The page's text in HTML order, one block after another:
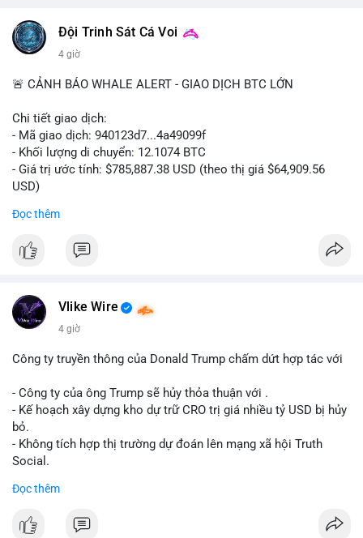
Đội Trinh Sát Cá Voi
4 giờ
🚨 CẢNH BÁO WHALE ALERT - GIAO DỊCH BTC LỚN
Chi tiết giao dịch:
- Mã giao dịch: 940123d7...4a49099f
- Khối lượng di chuyển: 12.1074 BTC
- Giá trị ước tính: $785,887.38 USD (theo thị giá $64,909.56
USD)
Khối lượng 12.1 BTC tương đương gần 786 nghìn USD được di
Động thái này có thể là bước chuẩn bị thanh khoản để bán ra,
hoặc tái phân bổ tài sản giữa các ví nóng nhằm tối ưu phí giao
thấy cá voi đang thăm dò thanh khoản thị trường trước khi có
Lời khuyên cho nhà đầu tư nhỏ lẻ: Theo dõi xác nhận giao dịch
và dòng tiền tiếp theo từ ví nguồn. Khối lượng này chưa đủ tạo
áp lực bán mạnh, nhưng nếu xuất hiện thêm 2-3 giao dịch
tương tự trong 24 giờ tới, khả năng cao là sóng điều chỉnh
ở vùng giá hiện tại.
#12dot1btc #786kusd
Đọc thêm
Vlike Wire
4 giờ
Công ty truyền thông của Donald Trump chấm dứt hợp tác với
- Công ty của ông Trump sẽ hủy thỏa thuận với .
- Kế hoạch xây dựng kho dự trữ CRO trị giá nhiều tỷ USD bị hủy
bỏ.
- Không tích hợp thị trường dự đoán lên mạng xã hội Truth
Social.
#binancesquare
$cro
Đọc thêm